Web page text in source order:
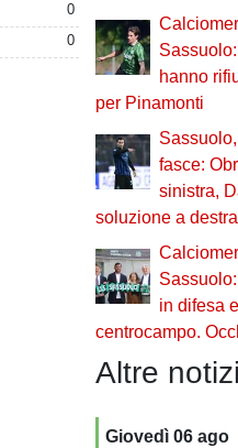
0
0
hanno
per Pinamonti
fasce:
sinistra,
soluzione a destra
in difesa
centrocampo.
Altre
Giovedì 06 ago